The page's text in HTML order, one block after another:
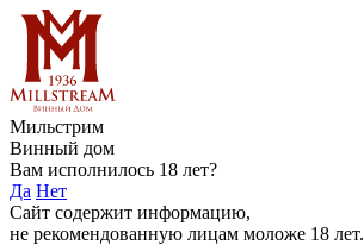
Мильстрим
Винный дом
Вам исполнилось 18 лет?
Да Нет
Сайт содержит информацию,
не рекомендованную лицам моложе 18 лет.